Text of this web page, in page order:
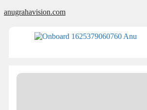
anugrahavision.com